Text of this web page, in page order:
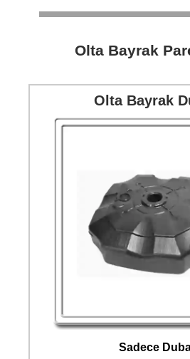
Olta Bayrak
Olta Bayrak
Sadece